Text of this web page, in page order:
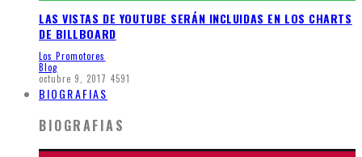
LAS VISTAS DE YOUTUBE SERÁN INCLUIDAS EN LOS CHARTS
DE BILLBOARD
Los Promotores
Blog
octubre 9, 2017 4591
BIOGRAFIAS
BIOGRAFIAS